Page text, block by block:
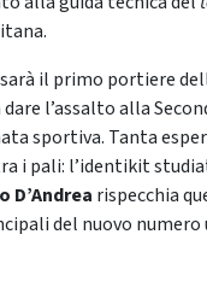
il primo portiere
l’assalto alla
sportiva. Tanta
i pali: l’identikit
D’Andrea rispecchia
del nuovo numero